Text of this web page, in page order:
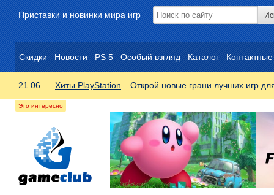
Приставки и новинки мира игр
Скидки Новости PS 5 Особый взгляд Каталог
21.06 Хиты PlayStation Открой новые грани лучших игр